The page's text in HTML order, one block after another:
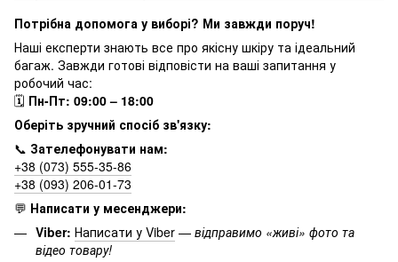
Потрібна допомога у виборі? Ми завжди поруч!
Наші експерти знають все про якісну шкіру та ідеальний
багаж. Завжди готові відповісти на ваші запитання у
робочий час:
🗓 Пн-Пт: 09:00 – 18:00
Оберіть зручний спосіб зв'язку:
📞 Зателефонувати нам:
+38 (073) 555-35-86
+38 (093) 206-01-73
💬 Написати у месенджери:
Viber: Написати у Viber — відправимо «живі» фото та
відео товару!